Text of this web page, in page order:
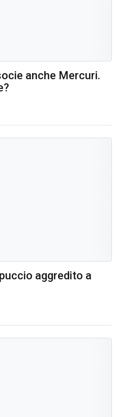
anche Mercuri.
aggredito a